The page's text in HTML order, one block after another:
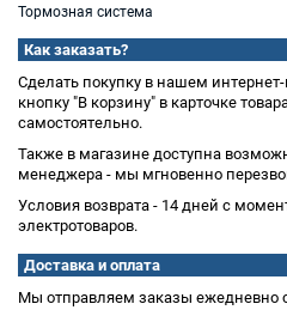
Тормозная система
Как заказать?
Сделать покупку в нашем
кнопку "В корзину" в карточке
самостоятельно.
Также в магазине доступна
менеджера - мы мгновенно
Условия возврата - 14 дней с
электротоваров.
Доставка и оплата
Мы отправляем заказы ежедневно